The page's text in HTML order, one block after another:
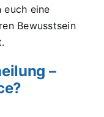
eine
Bewusstsein
–